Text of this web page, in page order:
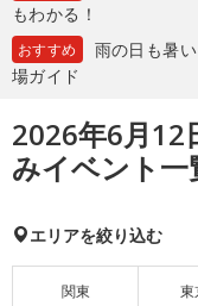
もわかる！
おすすめ
雨の日も暑
場ガイド
2026年6月12
みイベント一
エリアを絞り込む
関東 東